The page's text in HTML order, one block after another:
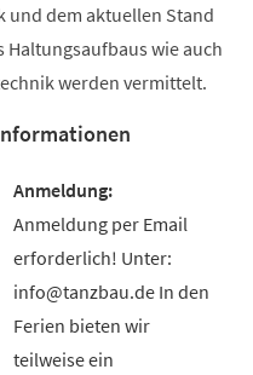
und dem aktuellen Stand
Haltungsaufbaus wie auch
werden vermittelt.
Anmeldung per Email
erforderlich! Unter:
info@tanzbau.de In den
Ferien bieten wir
teilweise ein